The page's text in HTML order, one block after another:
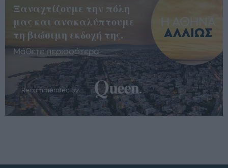
Ξαναχτίζουμε την πόλη
μας και ανακαλύπτουμε
τη βιώσιμη εκδοχή της.
Μάθετε περισσότερα
Recommended by